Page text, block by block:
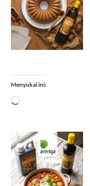
Menyukai ini:
Memuat...